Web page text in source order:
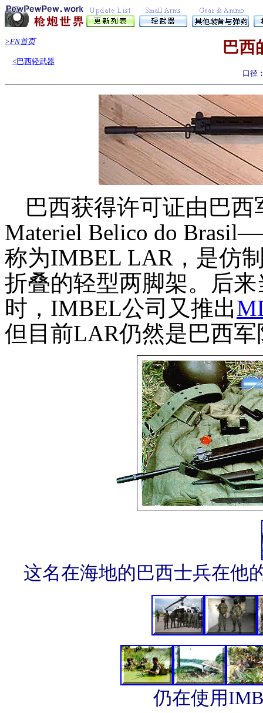
>FN首页
<巴西轻武器
巴西
口径
巴西获得许可证由巴西
Materiel Belico do
称为IMBEL LAR ，是仿
折叠的轻型两脚架。后
时， IMBEL公司又推出
但目前LAR仍然是巴西
这名在海地的巴西士兵在他
仍在使用